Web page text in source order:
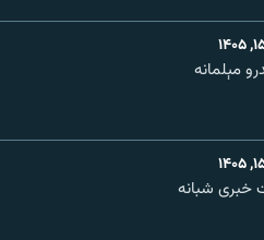
مېلمانه
خبری شبانه